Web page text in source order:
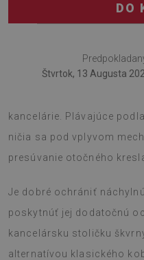
DO
Štvrtok, 13 Augusta
kancelárie. Plávajúce
ničia sa pod vplyvom
presúvanie otočného
Je dobré ochrániť
poskytnúť jej dodatočnú
kancelársku stoličku
alternatívou klasického